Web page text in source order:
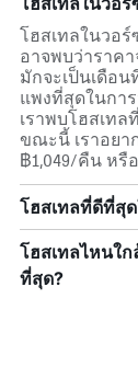
โฮสเทลในวอ
อาจพบว่าราค
มักจะเป็นเดือ
แพงที่สุดในกา
เราพบโฮสเท
ขณะนี้ เราอย
฿1,049/คืน หรื
โฮสเทลที่ดีที่สุ
โฮสเทลไหนใ
ที่สุด?